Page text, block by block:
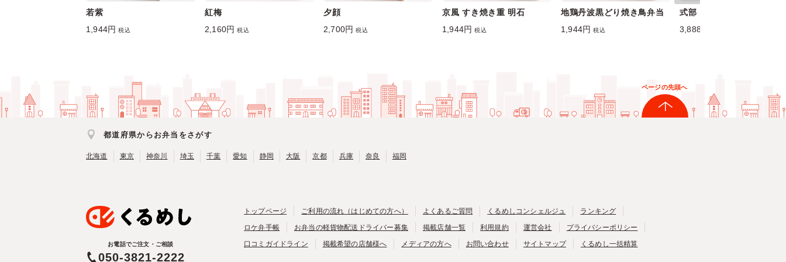
若紫
1,944円税込
紅梅
2,160円税込
夕顔
2,700円税込
京風 すき焼き重 明石
1,944円税込
地鶏丹波黒どり焼き鳥弁当
1,944円税込
式部
3,888円
ページの先頭へ
都道府県からお弁当をさがす
北海道 東京 神奈川 埼玉 千葉 愛知 静岡 大阪 京都 兵庫 奈良 福岡
お電話でご注文・ご相談
050-3821-2222
トップページ ご利用の流れ（はじめての方へ） よくあるご質問 くるめしコンシェルジュ
ランキング
ロケ弁手帳
お弁当の軽貨物配送ドライバー募集 掲載店舗一覧 利用規約 運営会社
プライバシーポリシー
口コミガイドライン
掲載希望の店舗様へ メディアの方へ お問い合わせ サイトマップ くるめし一括精算